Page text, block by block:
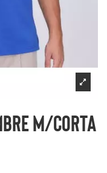
M/corta